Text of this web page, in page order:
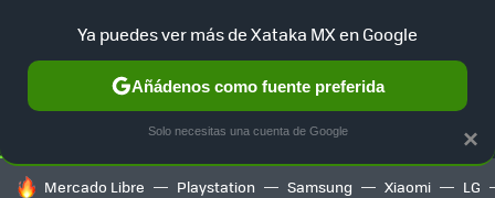
SELECCIÓN GAMING HOME AUTO TERRITORIO
HOY SE HABLA DE
Mercado Libre Playstation Samsung Xiaomi LG
×
Ya puedes ver más de Xataka MX en Google
Añádenos como fuente preferida
Solo necesitas una cuenta de Google